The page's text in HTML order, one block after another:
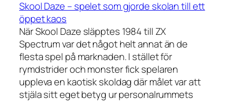
Skool Daze – spelet som gjorde skolan till ett
öppet kaos
När Skool Daze släpptes 1984 till ZX
Spectrum var det något helt annat än de
flesta spel på marknaden. I stället för
rymdstrider och monster fick spelaren
uppleva en kaotisk skoldag där målet var att
stjäla sitt eget betyg ur personalrummets